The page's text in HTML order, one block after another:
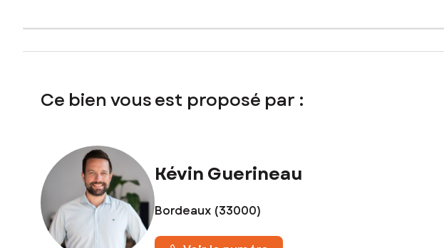
Ce bien vous est proposé par :
Kévin Guerineau
Bordeaux (33000)